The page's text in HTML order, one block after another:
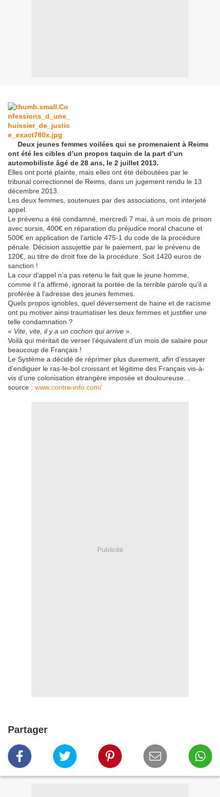
Deux jeunes femmes voilées qui se promenaient à Reims
ont été les cibles d’un propos taquin de la part d’un
automobiliste âgé de 28 ans, le 2 juillet 2013.
Elles ont porté plainte, mais elles ont été déboutées par le
tribunal correctionnel de Reims, dans un jugement rendu le 13
décembre 2013.
Les deux femmes, soutenues par des associations , ont interjeté
appel.
Le prévenu a été condamné, mercredi 7 mai, à un mois de prison
avec sursis, 400€ en réparation du préjudice moral chacune et
500€ en application de l’article 475-1 du code de la procédure
pénale . Décision assujettie par le paiement, par le prévenu de
120€, au titre de droit fixe de la procédure. Soit 1420 euros de
sanction !
La cour d’appel n’a pas retenu le fait que le jeune homme,
comme il l’a affirmé, ignorait la portée de la terrible parole qu’il a
proférée à l’adresse des jeunes femmes.
Quels propos ignobles, quel déversement de haine et de racisme
ont pu motiver ainsi traumatiser les deux femmes et justifier une
telle condamnation ?
« Vite, vite, il y a un cochon qui arrive ».
Voilà qui méritait de verser l’équivalent d’un mois de salaire pour
beaucoup de Français !
Le Système a décidé de réprimer plus durement, afin d’essayer
d’endiguer le ras-le-bol croissant et légitime des Français vis-à-
vis d’une colonisation étrangère imposée et douloureuse…
source : www.contre-info.com/
Publicité
Partager